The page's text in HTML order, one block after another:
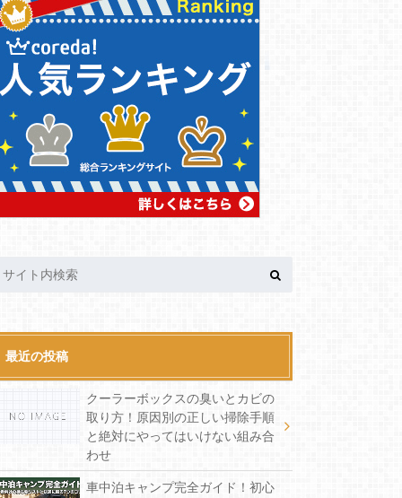
最近の投稿
クーラーボックスの臭いとカビの
取り方！原因別の正しい掃除手順
と絶対にやってはいけない組み合
わせ
車中泊キャンプ完全ガイド！初心